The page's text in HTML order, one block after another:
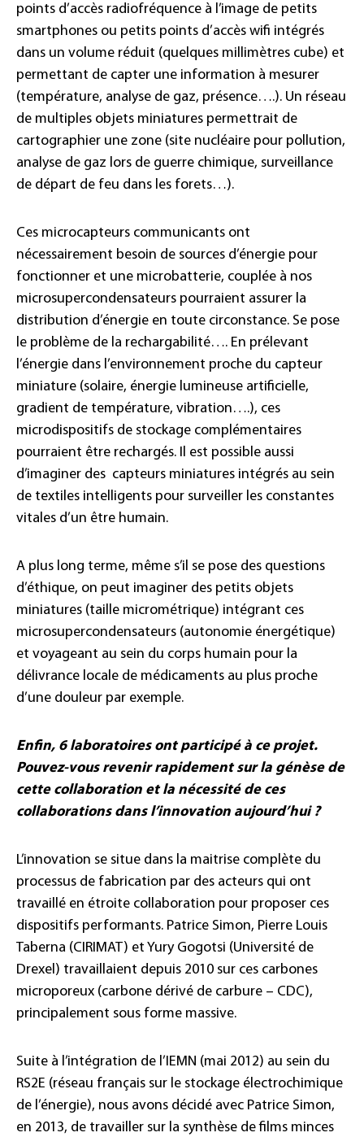
points d’accès radiofréquence à l’image de petits
smartphones ou petits points d’accès wifi intégrés
dans un volume réduit (quelques millimètres cube) et
permettant de capter une information à mesurer
(température, analyse de gaz, présence….). Un réseau
de multiples objets miniatures permettrait de
cartographier une zone (site nucléaire pour pollution,
analyse de gaz lors de guerre chimique, surveillance
de départ de feu dans les forets…).
Ces microcapteurs communicants ont
nécessairement besoin de sources d’énergie pour
fonctionner et une microbatterie, couplée à nos
microsupercondensateurs pourraient assurer la
distribution d’énergie en toute circonstance. Se pose
le problème de la rechargabilité…. En prélevant
l’énergie dans l’environnement proche du capteur
miniature (solaire, énergie lumineuse artificielle,
gradient de température, vibration….), ces
microdispositifs de stockage complémentaires
pourraient être rechargés. Il est possible aussi
d’imaginer des capteurs miniatures intégrés au sein
de textiles intelligents pour surveiller les constantes
vitales d’un être humain.
A plus long terme, même s’il se pose des questions
d’éthique, on peut imaginer des petits objets
miniatures (taille micrométrique) intégrant ces
microsupercondensateurs (autonomie énergétique)
et voyageant au sein du corps humain pour la
délivrance locale de médicaments au plus proche
d’une douleur par exemple.
Enfin, 6 laboratoires ont participé à ce projet.
Pouvez-vous revenir rapidement sur la génèse de
cette collaboration et la nécessité de ces
collaborations dans l’innovation aujourd’hui ?
L’innovation se situe dans la maitrise complète du
processus de fabrication par des acteurs qui ont
travaillé en étroite collaboration pour proposer ces
dispositifs performants. Patrice Simon, Pierre Louis
Taberna (CIRIMAT) et Yury Gogotsi (Université de
Drexel) travaillaient depuis 2010 sur ces carbones
microporeux (carbone dérivé de carbure – CDC),
principalement sous forme massive.
Suite à l’intégration de l’IEMN (mai 2012) au sein du
RS2E (réseau français sur le stockage électrochimique
de l’énergie), nous avons décidé avec Patrice Simon,
en 2013, de travailler sur la synthèse de films minces